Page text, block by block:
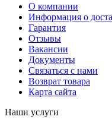
О компании
Информация о
Гарантия
Отзывы
Вакансии
Документы
Связаться с нами
Возврат товара
Карта сайта
Наши услуги